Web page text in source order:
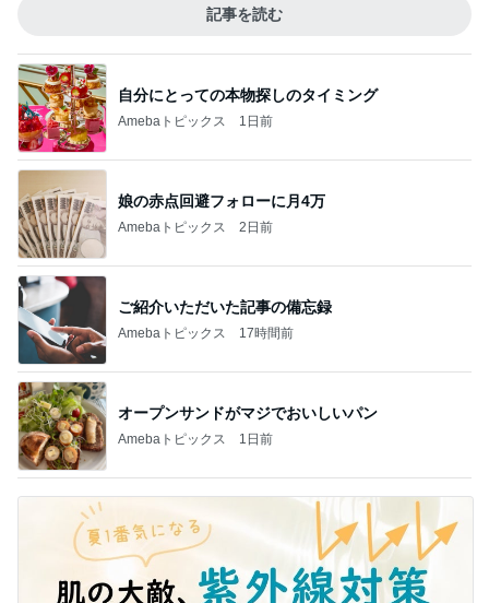
記事を読む
自分にとっての本物探しのタイミング
Amebaトピックス 1日前
娘の赤点回避フォローに月4万
Amebaトピックス 2日前
ご紹介いただいた記事の備忘録
Amebaトピックス 17時間前
オープンサンドがマジでおいしいパン
Amebaトピックス 1日前